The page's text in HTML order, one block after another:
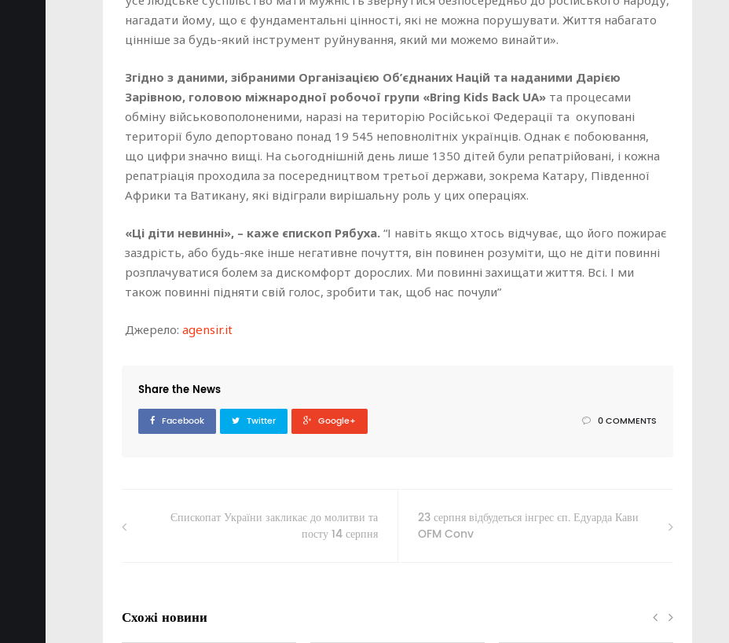
нагадати йому, що є фундаментальні цінності, які не можна порушувати. Життя набагато
цінніше за будь-який інструмент руйнування, який ми можемо винайти».
Згідно з даними, зібраними Організацією Об’єднаних Націй та наданими Дарією
Зарівною, головою міжнародної робочої групи «Bring Kids Back UA» та процесами
обміну військовополоненими, наразі на територію Російської Федерації та окуповані
території було депортовано понад 19 545 неповнолітніх українців. Однак є побоювання,
що цифри значно вищі. На сьогоднішній день лише 1350 дітей були репатрійовані, і кожна
репатріація проходила за посередництвом третьої держави, зокрема Катару, Південної
Африки та Ватикану, які відіграли вирішальну роль у цих операціях.
«Ці діти невинні», – каже єпископ Рябуха. “І навіть якщо хтось відчуває, що його пожирає
заздрість, або будь-яке інше негативне почуття, він повинен розуміти, що не діти повинні
розплачуватися болем за дискомфорт дорослих. Ми повинні захищати життя. Всі. І ми
також повинні підняти свій голос, зробити так, щоб нас почули”
Джерело: agensir.it
Share the News
Facebook Twitter Google+ 0 COMMENTS
Єпископат України закликає до молитви та
посту 14 серпня
23 серпня відбудеться інгрес єп. Едуарда Кави
OFM Conv
Схожі новини